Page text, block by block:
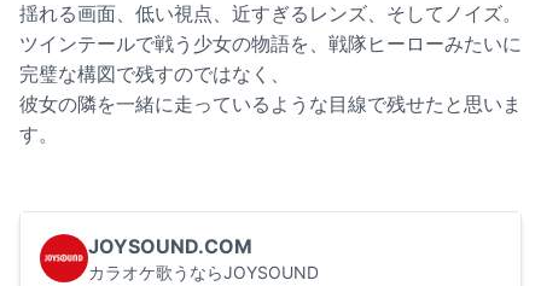
揺れる画面、低い視点、近すぎるレンズ、そしてノイズ。
ツインテールで戦う少女の物語を、戦隊ヒーローみたいに
完璧な構図で残すのではなく、
彼女の隣を一緒に走っているような目線で残せたと思いま
す。
JOYSOUND.COM
カラオケ歌うならJOYSOUND